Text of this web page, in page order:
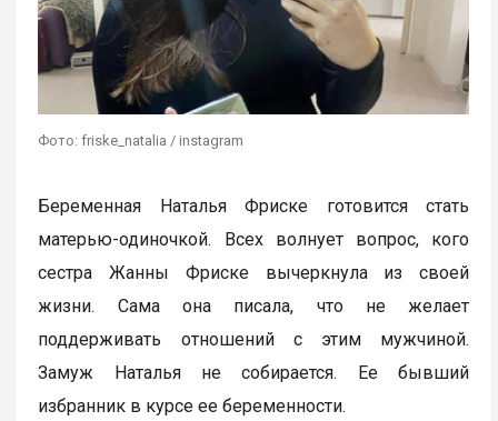
Фото: friske_natalia / instagram
Беременная Наталья Фриске готовится стать
матерью-одиночкой. Всех волнует вопрос, кого
сестра Жанны Фриске вычеркнула из своей
жизни. Сама она писала, что не желает
поддерживать отношений с этим мужчиной.
Замуж Наталья не собирается. Ее бывший
избранник в курсе ее беременности.